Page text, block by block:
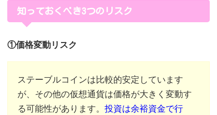
知っておくべき3つのリスク
①価格変動リスク
ステーブルコインは比較的安定しています
が、その他の仮想通貨は価格が大きく変動す
る可能性があります。 投資は余裕資金で行